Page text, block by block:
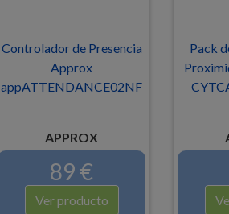
Controlador de Presencia
Approx
appATTENDANCE02NF
APPROX
89 €
Ver producto
Pack